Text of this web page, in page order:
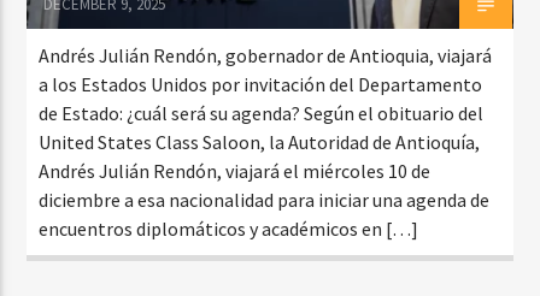
Andrés Julián Rendón, gobernador de Antioquia, viajará
a los Estados Unidos por invitación del Departamento
de Estado: ¿cuál será su agenda? Según el obituario del
United States Class Saloon, la Autoridad de Antioquía,
Andrés Julián Rendón, viajará el miércoles 10 de
diciembre a esa nacionalidad para iniciar una agenda de
encuentros diplomáticos y académicos en […]